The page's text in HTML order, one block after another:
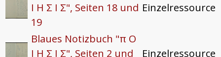
I H Σ I Σ", Seiten 18 und
19
Einzelressource
Blaues Notizbuch "π O
I H Σ I Σ", Seiten 2 und
Einzelressource